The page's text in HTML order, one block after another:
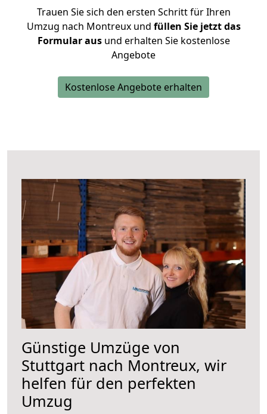
Trauen Sie sich den ersten Schritt für Ihren
Umzug nach Montreux und füllen Sie jetzt das
Formular ausund erhalten Sie kostenlose
Angebote
Kostenlose Angebote erhalten
Günstige Umzüge von
Stuttgart nach Montreux, wir
helfen für den perfekten
Umzug